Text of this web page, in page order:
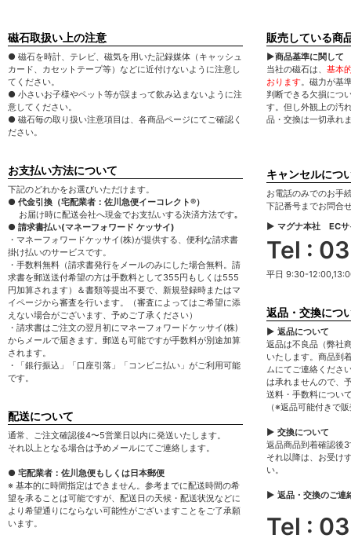
磁石取扱い上の注意
● 磁石を時計、テレビ、磁気を用いた記録媒体（キャッシュ
カード、カセットテープ等）などに近付けないように注意し
てください。
● 小さいお子様やペット等が誤まって飲み込まないように注
意してください。
● 磁石毎の取り扱い注意項目は、各商品ページにてご確認く
ださい。
お支払い方法について
下記のどれかをお選びいただけます。
● 代金引換（宅配業者：佐川急便イーコレクト®）
お届け時に配送会社へ現金でお支払いする決済方法です｡
● 請求書払い(マネーフォワード ケッサイ)
・マネーフォワードケッサイ(株)が提供する、便利な請求書
掛け払いのサービスです。
・手数料無料（請求書発行をメールのみにした場合無料。請
求書を郵送送付希望の方は手数料として355円もしくは555
円加算されます）＆書類等提出不要で、新規登録時またはマ
イページから審査を行います。（審査によってはご希望に添
えない場合がございます、予めご了承ください）
・請求書はご注文の翌月初にマネーフォワードケッサイ(株)
からメールで届きます。郵送も可能ですが手数料が別途加算
されます。
・「銀行振込」「口座引落」「コンビニ払い」がご利用可能
です。
配送について
通常、ご注文確認後4〜5営業日以内に発送いたします。
それ以上となる場合は予めメールにてご連絡します。
● 宅配業者：佐川急便もしくは日本郵便
※ 基本的に時間指定はできません。参考までに配送時間の希
望を承ることは可能ですが、配送日の天候・配送状況などに
より希望通りにならない可能性がございますことをご了承願
います。
販売している商
▶商品基準に関して
当社の磁石は、 基本
おります。磁力が基
判断できる欠損につ
す。但し外観上の汚
品・交換は一切承れ
キャンセルにつ
お電話のみでのお手
下記番号までお問合
▶ マグナ本社 ECサ
Tel :
平日 9:30-
返品・交換につ
▶ 返品について
返品は不良品（弊社
いたします。商品到
ムにてご連絡くださ
は承れませんので、
送料・手数料につい
（※返品可能付きで
▶ 交換について
返品商品到着確認後
それ以降は、お受け
い。
▶ 返品・交換のご連
Tel :